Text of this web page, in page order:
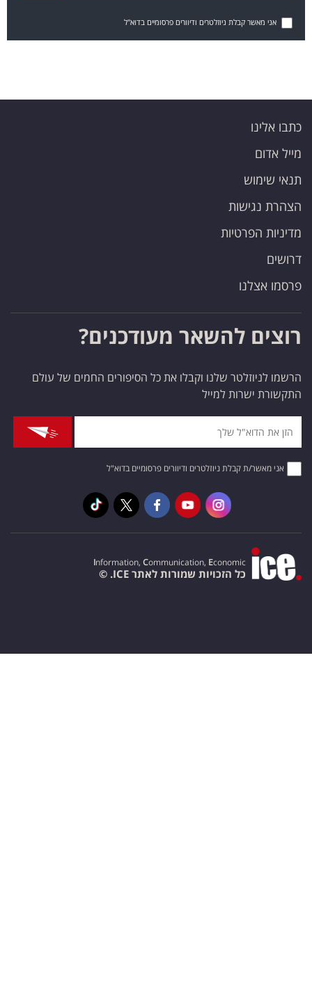
אני מאשר קבלת ניוזלטרים ודיוורים פרסומיים בדוא"ל
כתבו אלינו
מייל אדום
תנאי שימוש
הצהרת נגישות
מדיניות הפרטיות
דרושים
פרסמו אצלנו
רוצים להשאר מעודכנים?
הרשמו לניוזלטר שלנו וקבלו את כל הסיפורים החמים של עולם
התקשורת ישרות למייל
אני מאשר/ת קבלת ניוזלטרים ודיוורים פרסומיים בדוא"ל
Information, Communication, Economic
כל הזכויות שמורות לאתר ICE. ©